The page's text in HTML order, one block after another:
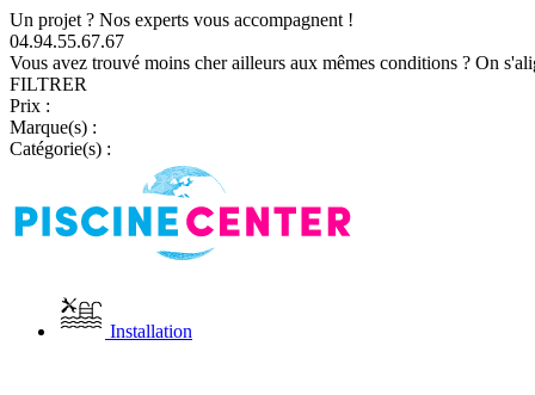
Un projet ? Nos experts vous accompagnent !
04.94.55.67.67
Vous avez trouvé moins cher ailleurs aux mêmes conditions ? On
FILTRER
Prix :
Marque(s) :
Catégorie(s) :
Installation